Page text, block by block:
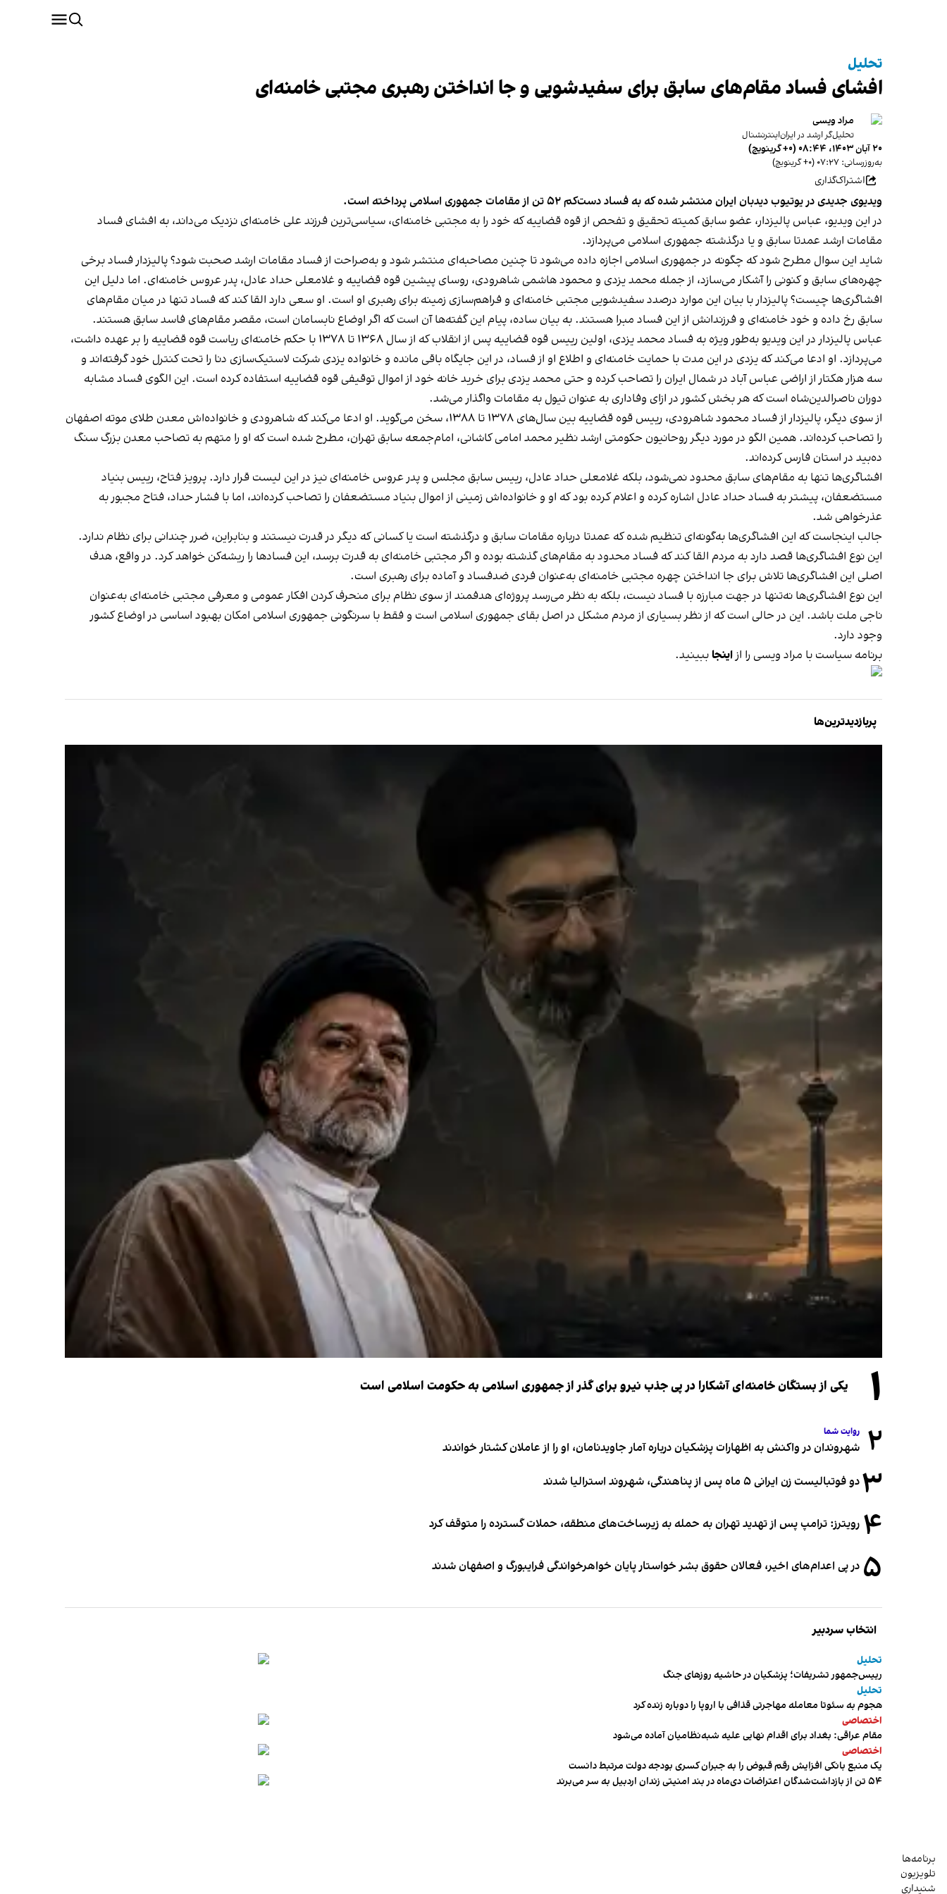
تحلیل
افشای فساد مقام‌های سابق برای سفیدشویی و جا انداختن رهبری مجتبی خامنه‌ای
مراد ویسی
تحلیل‌گر ارشد در ایران‌اینترنشنال
۲۰ آبان ۱۴۰۳، ۰۸:۴۴ (‎+۰ گرینویچ)
به‌روزرسانی: ۰۷:۲۷ (‎+۰ گرینویچ)
اشتراک‌گذاری
ویدیوی جدیدی در یوتیوب دیدبان ایران منتشر شده که به فساد دست‌کم ۵۲ تن از مقامات جمهوری اسلامی پرداخته است.
در این ویدیو، عباس پالیزدار، عضو سابق کمیته تحقیق و تفحص از قوه قضاییه که خود را به مجتبی خامنه‌ای، سیاسی‌ترین فرزند علی خامنه‌ای نزدیک می‌داند، به افشای فساد
مقامات ارشد عمدتا سابق و یا درگذشته جمهوری اسلامی می‌پردازد.
شاید این سوال مطرح شود که چگونه در جمهوری اسلامی اجازه داده می‌شود تا چنین مصاحبه‌ای منتشر شود و به‌صراحت از فساد مقامات ارشد صحبت شود؟ پالیزدار فساد برخی
چهره‌های سابق و کنونی را آشکار می‌سازد، از جمله محمد یزدی و محمود هاشمی شاهرودی، روسای پیشین قوه قضاییه و غلامعلی حداد عادل، پدر عروس خامنه‌ای. اما دلیل این
افشاگری‌ها چیست؟ پالیزدار با بیان این موارد درصدد سفیدشویی مجتبی خامنه‌ای و فراهم‌سازی زمینه برای رهبری او است. او سعی دارد القا کند که فساد تنها در میان مقام‌های
سابق رخ داده و خود خامنه‌ای و فرزندانش از این فساد مبرا هستند. به بیان ساده، پیام این گفته‌ها آن است که اگر اوضاع نابسامان است، مقصر مقام‌های فاسد سابق هستند.
عباس پالیزدار در این ویدیو به‌طور ویژه به فساد محمد یزدی، اولین رییس قوه قضاییه پس از انقلاب که از سال ۱۳۶۸ تا ۱۳۷۸ با حکم خامنه‌ای ریاست قوه قضاییه را بر عهده داشت،
می‌پردازد. او ادعا می‌کند که یزدی در این مدت با حمایت خامنه‌ای و اطلاع او از فساد، در این جایگاه باقی مانده و خانواده یزدی شرکت لاستیک‌سازی دنا را تحت کنترل خود گرفته‌اند و
سه هزار هکتار از اراضی عباس آباد در شمال ایران را تصاحب کرده و حتی محمد یزدی برای خرید خانه خود از اموال توقیفی قوه قضاییه استفاده کرده است. این الگوی فساد مشابه
دوران ناصرالدین‌شاه است که هر بخش کشور در ازای وفاداری به عنوان تیول به مقامات واگذار می‌شد.
از سوی دیگر، پالیزدار از فساد محمود شاهرودی، رییس قوه قضاییه بین سال‌های ۱۳۷۸ تا ۱۳۸۸، سخن می‌گوید. او ادعا می‌کند که شاهرودی و خانواده‌اش معدن طلای موته اصفهان
را تصاحب کرده‌اند. همین الگو در مورد دیگر روحانیون حکومتی ارشد نظیر محمد امامی کاشانی، امام‌جمعه سابق تهران، مطرح شده است که او را متهم به تصاحب معدن بزرگ سنگ
ده‌بید در استان فارس کرده‌اند.
افشاگری‌ها تنها به مقام‌های سابق محدود نمی‌شود، بلکه غلامعلی حداد عادل، رییس سابق مجلس و پدر عروس خامنه‌ای نیز در این لیست قرار دارد. پرویز فتاح، رییس بنیاد
مستضعفان، پیشتر به فساد حداد عادل اشاره کرده و اعلام کرده بود که او و خانواده‌اش زمینی از اموال بنیاد مستضعفان را تصاحب کرده‌اند، اما با فشار حداد، فتاح مجبور به
عذرخواهی شد.
جالب اینجاست که این افشاگری‌ها به‌گونه‌ای تنظیم شده که عمدتا درباره مقامات سابق و درگذشته است یا کسانی که دیگر در قدرت نیستند و بنابراین، ضرر چندانی برای نظام ندارد.
این نوع افشاگری‌ها قصد دارد به مردم القا ‌کند که فساد محدود به مقام‌های گذشته بوده و اگر مجتبی خامنه‌ای به قدرت برسد، این فسادها را ریشه‌کن خواهد کرد. در واقع، هدف
اصلی این افشاگری‌ها تلاش برای جا انداختن چهره مجتبی خامنه‌ای به‌عنوان فردی ضدفساد و آماده برای رهبری است.
این نوع افشاگری‌ها نه‌تنها در جهت مبارزه با فساد نیست، بلکه به نظر می‌رسد پروژه‌ای هدفمند از سوی نظام برای منحرف کردن افکار عمومی و معرفی مجتبی خامنه‌ای به‌عنوان
ناجی ملت باشد. این در حالی است که از نظر بسیاری از مردم مشکل در اصل بقای جمهوری اسلامی است و فقط با سرنگونی جمهوری اسلامی امکان بهبود اساسی در اوضاع کشور
وجود دارد.
برنامه سیاست با مراد ویسی را ازاینجا ببینید.
پربازدیدترین‌ها
۱ یکی از بستگان خامنه‌ای آشکارا در پی جذب نیرو برای گذر از جمهوری اسلامی به حکومت اسلامی است
۲ روایت شما
شهروندان در واکنش به اظهارات پزشکیان درباره آمار جاویدنامان، او را از عاملان کشتار خواندند
۳دو فوتبالیست زن ایرانی ۵ ماه پس از پناهندگی، شهروند استرالیا شدند
۴ رویترز: ترامپ پس از تهدید تهران به حمله به زیرساخت‌های منطقه، حملات گسترده را متوقف کرد
۵ در پی اعدام‌های اخیر، فعالان حقوق بشر خواستار پایان خواهرخواندگی فرایبورگ و اصفهان شدند
انتخاب سردبیر
تحلیل
رییس‌جمهور تشریفات؛ پزشکیان در حاشیه روزهای جنگ
تحلیل
هجوم به سئوتا معامله مهاجرتی قذافی با اروپا را دوباره زنده کرد
اختصاصی
مقام عراقی: بغداد برای اقدام نهایی علیه شبه‌نظامیان آماده می‌شود
اختصاصی
یک منبع بانکی افزایش رقم قبوض را به جبران کسری بودجه دولت مرتبط دانست
۵۴ تن از بازداشت‌شدگان اعتراضات دی‌ماه در بند امنیتی زندان اردبیل به سر می‌برند
برنامه‌ها
تلویزیون
شنیداری